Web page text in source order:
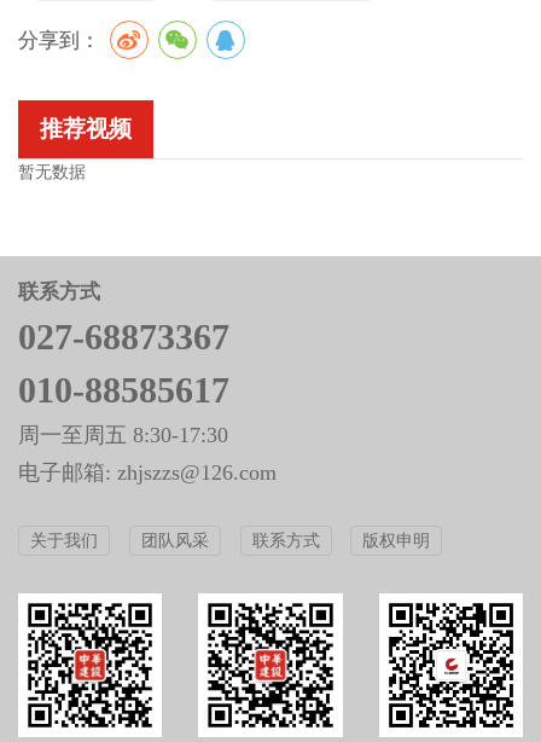
分享到：
推荐视频
暂无数据
联系方式
027-68873367
010-88585617
周一至周五 8:30-17:30
电子邮箱: zhjszzs@126.com
关于我们 团队风采 联系方式 版权申明